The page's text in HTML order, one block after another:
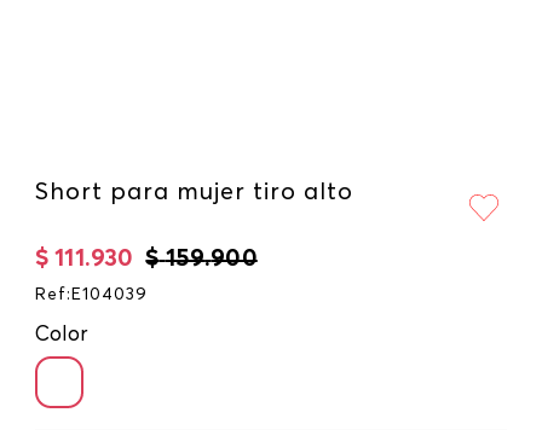
Short para mujer tiro alto
$ 159.900
$ 111 .930
Ref : E104039
Color